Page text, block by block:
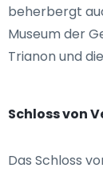
beherbergt
Museum der
Trianon und
Schloss von
Das Schloss